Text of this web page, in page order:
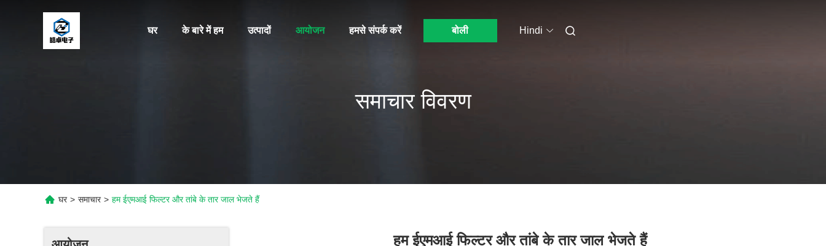
घर के बारे में हम उत्पादों आयोजन हमसे संपर्क करें बोली Hindi
समाचार विवरण
घर > समाचार > हम ईएमआई फिल्टर और तांबे के तार जाल भेजते हैं
हम ईएमआई फिल्टर और तांबे के तार जाल भेजते हैं